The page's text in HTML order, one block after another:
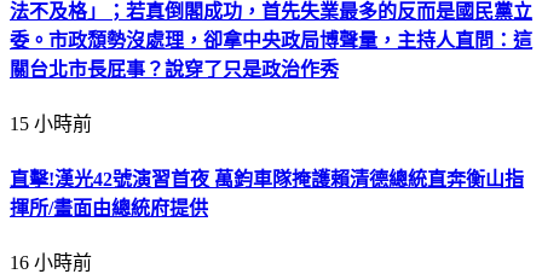
法不及格」；若真倒閣成功，首先失業最多的反而是國民黨立
委。市政頹勢沒處理，卻拿中央政局博聲量，主持人直問：這
關台北市長屁事？說穿了只是政治作秀
15 小時前
直擊!漢光42號演習首夜 萬鈞車隊掩護賴清德總統直奔衡山指
揮所/畫面由總統府提供
16 小時前